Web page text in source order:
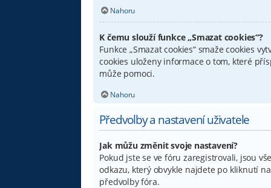
Nahoru
K čemu slouží funkce „Smazat cookies“?
Funkce „Smazat cookies“ smaže cookies
cookies uloženy informace o tom, které
může pomoci.
Nahoru
Předvolby a nastavení uživatele
Jak můžu změnit svoje nastavení?
Pokud jste se ve fóru zaregistrovali, jsou
odkazu, který obvykle najdete po kliknutí
předvolby fóra.